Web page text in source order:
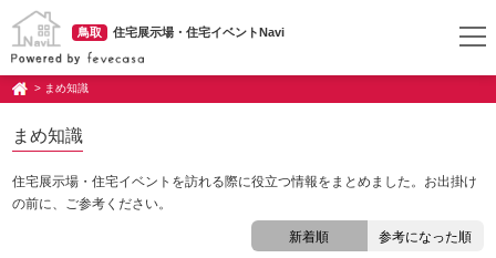
鳥取 住宅展示場・住宅イベントNavi
> まめ知識
まめ知識
住宅展示場・住宅イベントを訪れる際に役立つ情報をまとめました。お出掛け
の前に、ご参考ください。
新着順 参考になった順